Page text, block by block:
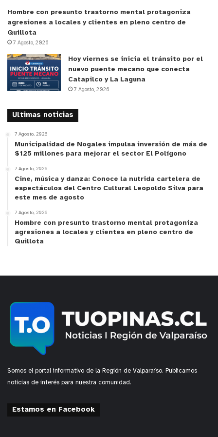
Estas acciones están enmarcadas en el trabajo de seguridad
pública que realiza la delegación y como una estrategia de
prevención, donde se promueve el trabajo en red, la participación
comunidades vuelvan a retomar la vida familiar y de barrio, en
una línea importante como es la realización de deporte y
presenciar actividades culturales.
Hombre con presunto trastorno mental protagoniza
agresiones a locales y clientes en pleno centro de
Quillota
7 Agosto, 2026
Hoy viernes se inicia el tránsito por el
nuevo puente mecano que conecta
Catapilco y La Laguna
7 Agosto, 2026
Ultimas noticias
7 Agosto, 2026
Municipalidad de Nogales impulsa inversión de más de
$125 millones para mejorar el sector El Polígono
7 Agosto, 2026
Cine, música y danza: Conoce la nutrida cartelera de
espectáculos del Centro Cultural Leopoldo Silva para
este mes de agosto
7 Agosto, 2026
Hombre con presunto trastorno mental protagoniza
agresiones a locales y clientes en pleno centro de
Quillota
Somos el portal informativo de la Región de Valparaíso. Publicamos
noticias de interés para nuestra comunidad.
Estamos en Facebook